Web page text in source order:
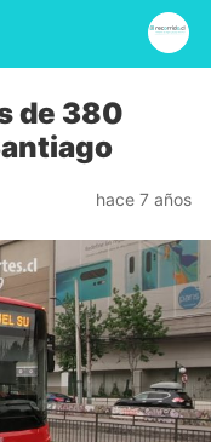
de 380
hace 7 años